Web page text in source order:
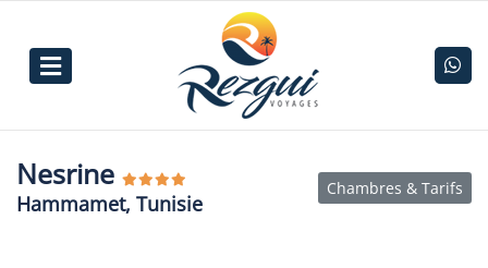
Nesrine
Hammamet, Tunisie
Chambres & Tarifs